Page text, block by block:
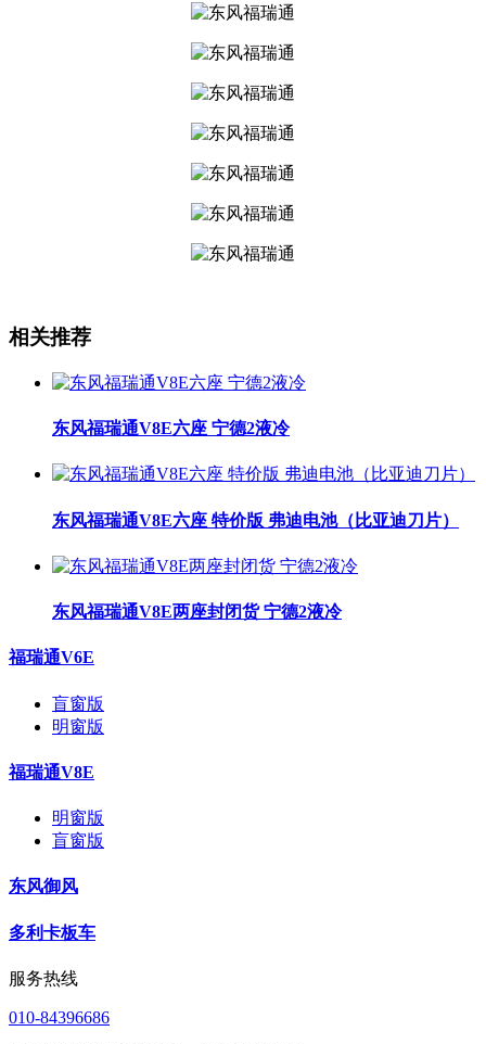
相关推荐
东风福瑞通V8E六座 宁德2液冷
东风福瑞通V8E六座 特价版 弗迪电池（比亚迪刀片）
东风福瑞通V8E两座封闭货 宁德2液冷
福瑞通V6E
盲窗版
明窗版
福瑞通V8E
明窗版
盲窗版
东风御风
多利卡板车
服务热线
010-84396686